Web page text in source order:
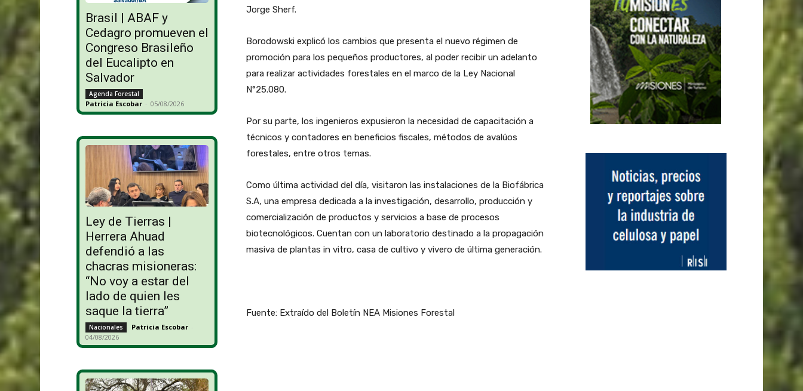
Brasil | ABAF y
Cedagro promueven el
Congreso Brasileño
del Eucalipto en
Salvador
Agenda Forestal
Patricia Escobar - 05/08/2026
Ley de Tierras |
Herrera Ahuad
defendió a las
chacras misioneras:
“No voy a estar del
lado de quien les
saque la tierra”
Nacionales Patricia Escobar -
04/08/2026
Jorge Sherf.
Borodowski explicó los cambios que presenta el nuevo régimen de
promoción para los pequeños productores, al poder recibir un adelanto
para realizar actividades forestales en el marco de la Ley Nacional
N°25.080.
Por su parte, los ingenieros expusieron la necesidad de capacitación a
técnicos y contadores en beneficios fiscales, métodos de avalúos
forestales, entre otros temas.
Como última actividad del día, visitaron las instalaciones de la Biofábrica
S.A, una empresa dedicada a la investigación, desarrollo, producción y
comercialización de productos y servicios a base de procesos
biotecnológicos. Cuentan con un laboratorio destinado a la propagación
masiva de plantas in vitro, casa de cultivo y vivero de última generación.
Fuente: Extraído del Boletín NEA Misiones Forestal